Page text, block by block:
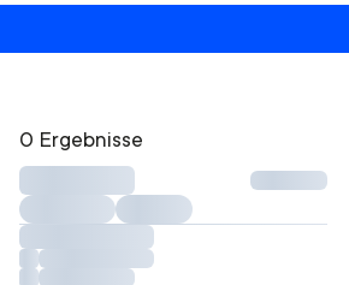
0 Ergebnisse